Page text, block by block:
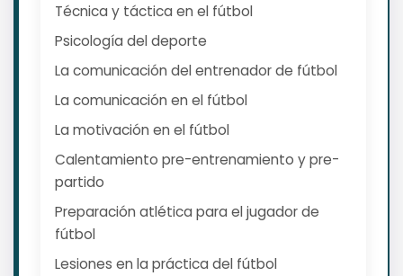
Técnica y táctica en el fútbol
Psicología del deporte
La comunicación del entrenador de fútbol
La comunicación en el fútbol
La motivación en el fútbol
Calentamiento pre-entrenamiento y pre-
partido
Preparación atlética para el jugador de
fútbol
Lesiones en la práctica del fútbol